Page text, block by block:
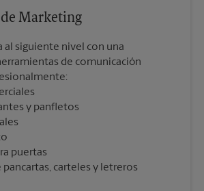
Marketing
al siguiente nivel con una
de comunicación
y panfletos
puertas
pancartas, carteles y letreros